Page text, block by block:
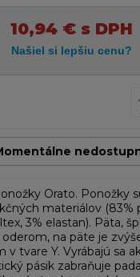
10,94 €s DPH
Orato. Ponožky
materiálov (83%
3% elastan). Päta,
na päte je
v tvare Y. Vyrábajú sa
pásik zabraňuje